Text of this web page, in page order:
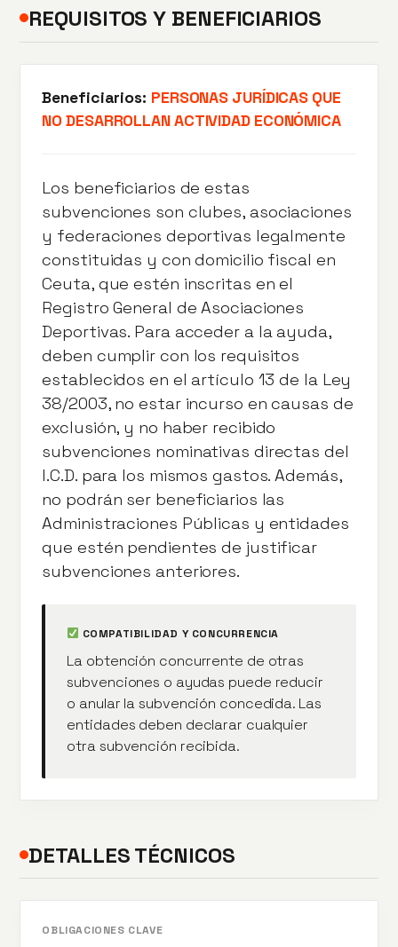
REQUISITOS Y BENEFICIARIOS
Beneficiarios: PERSONAS JURÍDICAS QUE
NO DESARROLLAN ACTIVIDAD ECONÓMICA
Los beneficiarios de estas
subvenciones son clubes, asociaciones
y federaciones deportivas legalmente
constituidas y con domicilio fiscal en
Ceuta, que estén inscritas en el
Registro General de Asociaciones
Deportivas. Para acceder a la ayuda,
deben cumplir con los requisitos
establecidos en el artículo 13 de la Ley
38/2003, no estar incurso en causas de
exclusión, y no haber recibido
subvenciones nominativas directas del
I.C.D. para los mismos gastos. Además,
no podrán ser beneficiarios las
Administraciones Públicas y entidades
que estén pendientes de justificar
subvenciones anteriores.
COMPATIBILIDAD Y CONCURRENCIA
La obtención concurrente de otras
subvenciones o ayudas puede reducir
o anular la subvención concedida. Las
entidades deben declarar cualquier
otra subvención recibida.
DETALLES TÉCNICOS
OBLIGACIONES CLAVE